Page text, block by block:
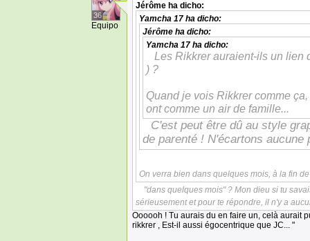
36
Equipo
Jérôme ha dicho:
Yamcha 17 ha dicho:
Jérôme ha dicho:
Yamcha 17 ha dicho:
Les Rikkrer auraient-ils un lien
) ?
Quand je vois Rikkrer comme
ont comme un air de famille...
C'est peut être dû au style
de parenté ! N'écartons aucune
On verra bien dans quelques mois, à la fin
"dans quelques mois" ? Mon dieu si tu
sérieusement et pour te répondre, il n'y a
Oooooh ! Tu aurais du en faire un, celà aurait
rikkrer , Est-il aussi égocentrique que JC... "